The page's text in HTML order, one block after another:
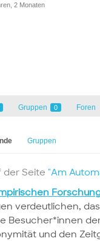
2 Monaten
Gruppen 0 Foren
Gruppen
der Seite "Am
verdeutlichen,
Besucher*innen
und den